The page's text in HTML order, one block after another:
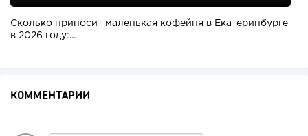
Сколько приносит маленькая кофейня в Екатеринбурге
в 2026 году:...
КОММЕНТАРИИ